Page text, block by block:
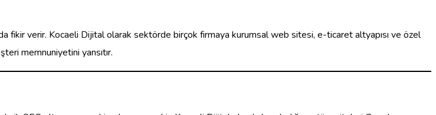
fikir verir. Kocaeli Dijital olarak sektörde birçok firmaya kurumsal web sitesi, e-ticaret altyapısı ve özel
memnuniyetini yansıtır.